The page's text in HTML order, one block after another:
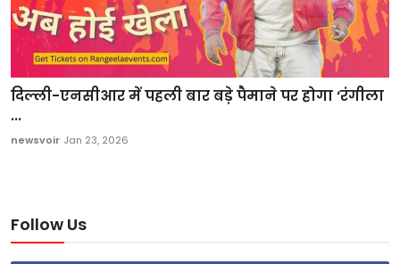
दिल्ली-एनसीआर में पहली बार बड़े पैमाने पर होगा ‘रंगीला
...
newsvoir Jan 23, 2026
Follow Us